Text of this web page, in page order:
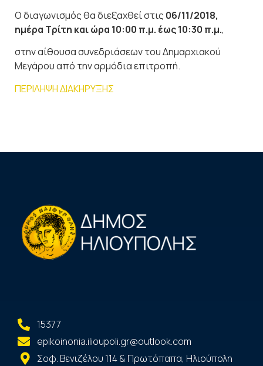
Ο διαγωνισμός θα διεξαχθεί στις 06/11/2018,
ημέρα Τρίτη και ώρα 10:00 π.μ. έως 10:30 π.μ.,
στην αίθουσα συνεδριάσεων του Δημαρχιακού
Μεγάρου από την αρμόδια επιτροπή.
ΠΕΡΙΛΗΨΗ ΔΙΑΚΗΡΥΞΗΣ
15377
epikoinonia.ilioupoli.gr@outlook.com
Σοφ. Βενιζέλου 114 & Πρωτόπαπα, Ηλιούπολη